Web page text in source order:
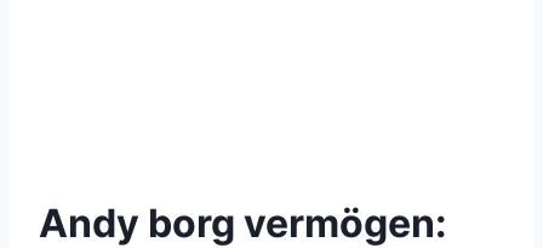
Andy borg vermögen: